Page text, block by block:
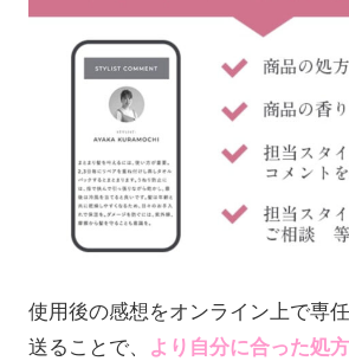
使用後の感想をオンライン上で専
送ることで、
より自分に合った処